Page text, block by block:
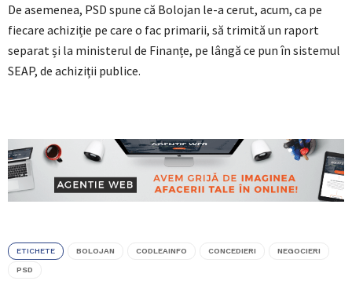
De asemenea, PSD spune că Bolojan le-a cerut, acum, ca pe
fiecare achiziție pe care o fac primarii, să trimită un raport
separat și la ministerul de Finanțe, pe lângă ce pun în sistemul
SEAP, de achiziții publice.
ETICHETE BOLOJAN CODLEAINFO CONCEDIERI NEGOCIERI
PSD